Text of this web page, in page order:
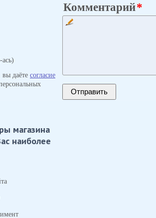
даёте согласие
магазина
наиболее
Комментарий